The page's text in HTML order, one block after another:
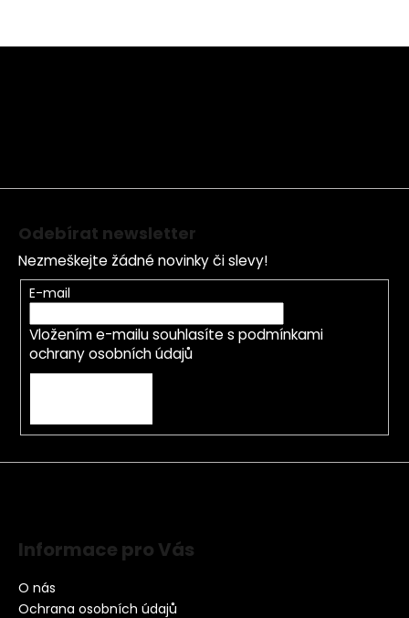
Z
Odebírat newsletter
Nezmeškejte žádné novinky či slevy!
E-mail
Vložením e-mailu souhlasíte s podmínkami
ochrany osobních údajů
Informace pro Vás
O nás
Ochrana osobních údajů